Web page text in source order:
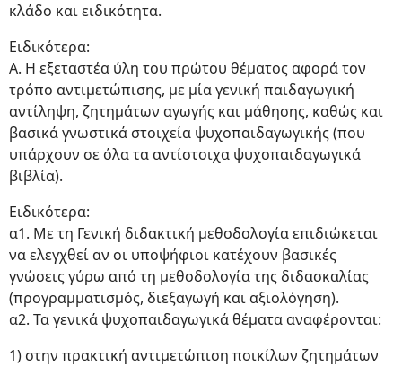
κλάδο και ειδικότητα.
Ειδικότερα:
Α. Η εξεταστέα ύλη του πρώτου θέματος αφορά τον
τρόπο αντιμετώπισης, με μία γενική παιδαγωγική
αντίληψη, ζητημάτων αγωγής και μάθησης, καθώς και
βασικά γνωστικά στοιχεία ψυχοπαιδαγωγικής (που
υπάρχουν σε όλα τα αντίστοιχα ψυχοπαιδαγωγικά
βιβλία).
Ειδικότερα:
α1. Με τη Γενική διδακτική μεθοδολογία επιδιώκεται
να ελεγχθεί αν οι υποψήφιοι κατέχουν βασικές
γνώσεις γύρω από τη μεθοδολογία της διδασκαλίας
(προγραμματισμός, διεξαγωγή και αξιολόγηση).
α2. Τα γενικά ψυχοπαιδαγωγικά θέματα αναφέρονται:
1) στην πρακτική αντιμετώπιση ποικίλων ζητημάτων